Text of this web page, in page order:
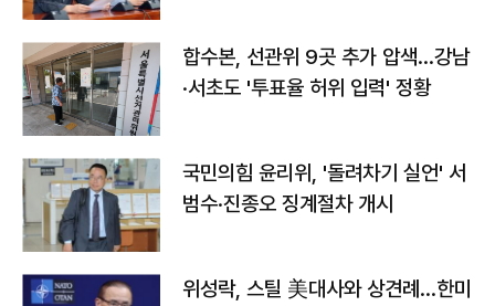
합수본, 선관위 9곳 추가 압색…강남
·서초도 '투표율 허위 입력' 정황
국민의힘 윤리위, '돌려차기 실언' 서
범수·진종오 징계절차 개시
위성락, 스틸 美대사와 상견례…한미